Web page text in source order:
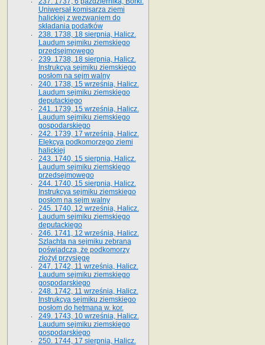
Uniwersał komisarza ziemi
halickiej z wezwaniem do
składania podatków
238. 1738, 18 sierpnia, Halicz.
Laudum sejmiku ziemskiego
przedsejmowego
239. 1738, 18 sierpnia, Halicz.
Instrukcya sejmiku ziemskiego
posłom na sejm walny
240. 1738, 15 września, Halicz.
Laudum sejmiku ziemskiego
deputackiego
241. 1739, 15 września, Halicz.
Laudum sejmiku ziemskiego
gospodarskiego
242. 1739, 17 września, Halicz.
Elekcya podkomorzego ziemi
halickiej
243. 1740, 15 sierpnia, Halicz.
Laudum sejmiku ziemskiego
przedsejmowego
244. 1740, 15 sierpnia, Halicz.
Instrukcya sejmiku ziemskiego
posłom na sejm walny
245. 1740, 12 września, Halicz.
Laudum sejmiku ziemskiego
deputackiego
246. 1741, 12 września, Halicz.
Szlachta na sejmiku zebrana
poświadcza, że podkomorzy
złożył przysięgę
247. 1742, 11 września, Halicz.
Laudum sejmiku ziemskiego
gospodarskiego
248. 1742, 11 września, Halicz.
Instrukcya sejmiku ziemskiego
posłom do hetmana w. kor.
249. 1743, 10 września, Halicz.
Laudum sejmiku ziemskiego
gospodarskiego
250. 1744, 17 sierpnia, Halicz.